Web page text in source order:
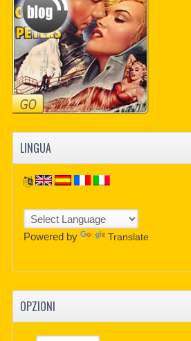
LINGUA
Powered by Translate
OPZIONI